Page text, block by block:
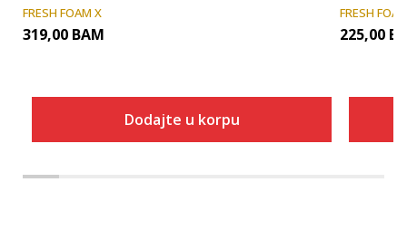
FRESH FOAM X
319,00 BAM
Dodajte u korpu
FRESH
225,00